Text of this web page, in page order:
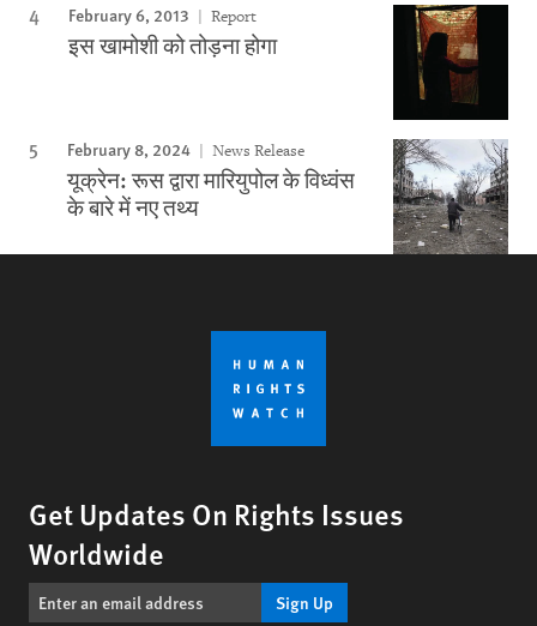
February 6, 2013 Report
इस खामोशी को तोड़ना होगा
February 8, 2024 News Release
यूक्रेन: रूस द्वारा मारियुपोल के विध्वंस
के बारे में नए तथ्य
Get Updates On Rights Issues
Worldwide
Sign Up